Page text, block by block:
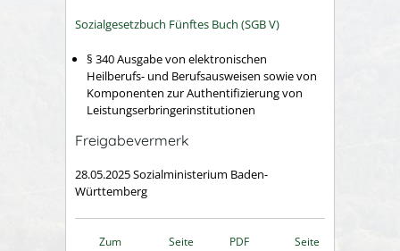
Sozialgesetzbuch Fünftes Buch (SGB V)
§ 340 Ausgabe von elektronischen
Heilberufs- und Berufsausweisen sowie von
Komponenten zur Authentifizierung von
Leistungserbringerinstitutionen
Freigabevermerk
28.05.2025 Sozialministerium Baden-
Württemberg
Zum
Seite
PDF
Seite